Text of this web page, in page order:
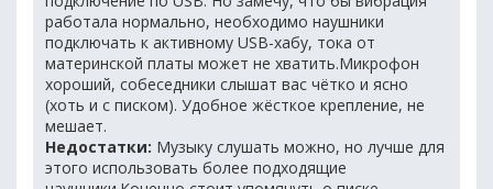
работала нормально, необходимо наушники
подключать к активному USB-хабу, тока от
материнской платы может не хватить.Микрофон
хороший, собеседники слышат вас чётко и ясно
(хоть и с писком). Удобное жёсткое крепление, не
мешает.
Недостатки: Музыку слушать можно, но лучше для
этого использовать более подходящие